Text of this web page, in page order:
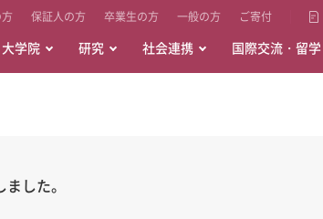
保証人の方 卒業生の方 一般の方 ご寄付
学院 研究 社会連携 国際交流・留学
した。